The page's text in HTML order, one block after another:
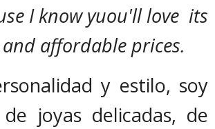
I know yuou'll love its
affordable prices.
y estilo, soy
joyas delicadas, de